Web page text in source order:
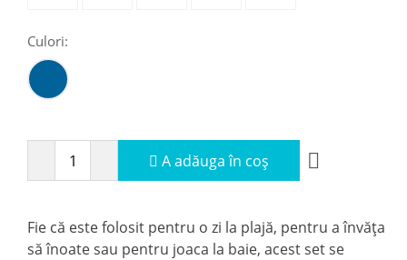
Culori:
A adăuga în coș
Fie că este folosit pentru o zi la plajă, pentru a învăța
să înoate sau pentru joaca la baie, acest set se